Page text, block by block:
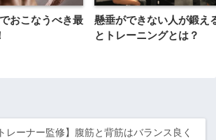
おこなうべき最
懸垂ができない人が鍛え
とトレーニングとは？
レーナー監修】腹筋と背筋はバランス良く